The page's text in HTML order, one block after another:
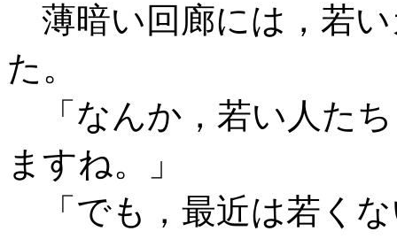
薄暗い回廊には，若
た。
「なんか，若い人た
ますね。」
「でも，最近は若く